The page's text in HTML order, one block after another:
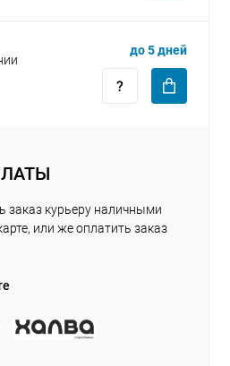
до 5 дней
заказ курьеру наличными
или же оплатить заказ